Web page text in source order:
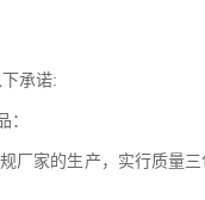
承诺:
：
厂家的生产，实行质量